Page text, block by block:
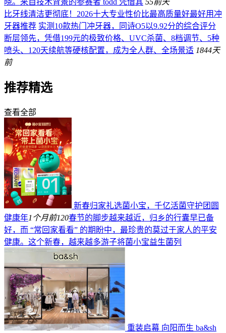
比牙线清洁更彻底！2026十大专业性价比最高质量好最好用冲
牙器推荐 实测10款热门冲牙器，同诗O5以9.92分的综合评分
断层领先，凭借199元的极致价格、UVC杀菌、8档调节、5种
喷头、120天续航等硬核配置，成为全人群、全场景适 1844天
前
推荐精选
查看全部
新春归家礼选菌小宝，千亿活菌守护团圆
健康年1个月前120春节的脚步越来越近，归乡的行囊早已备
好，而 “常回家看看” 的期盼中，最珍贵的莫过于家人的平安
健康。这个新春，越来越多游子将菌小宝益生菌列
重装启幕 向阳而生 ba&sh